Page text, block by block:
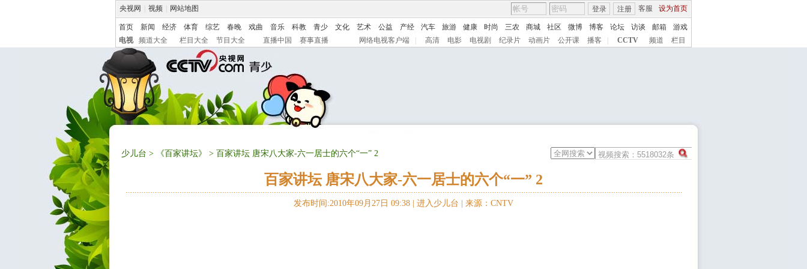
央视网 视频 网站地图 客服 设为首页
登录 注册
首页 新闻 经济 体育 综艺 春晚 戏曲 音乐 科教 青少 文化 艺术 公益 产经 汽车 旅游 健康 时尚 三农 商城 社区 微博 博客 论坛 访谈 邮箱
游戏
电视
频道大全 栏目大全 节目大全 直播中国 赛事直播 网络电视客户端 高清 电影 电视剧 纪录片 动画片 公开课 播客 CCTV 频道 栏目
少儿台 > 《百家讲坛》 > 百家讲坛 唐宋八大家-六一居士的六个“一” 2
百家讲坛 唐宋八大家-六一居士的六个“一” 2
发布时间:2010年09月27日 09:38 | 进入少儿台 来源：CNTV